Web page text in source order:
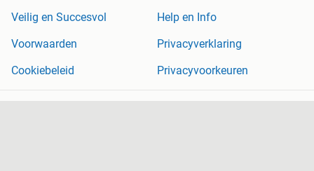
Veilig en Succesvol
Help en Info
Voorwaarden
Privacyverklaring
Cookiebeleid
Privacyvoorkeuren